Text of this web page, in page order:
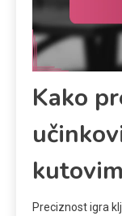
Kako
Preciznost igra